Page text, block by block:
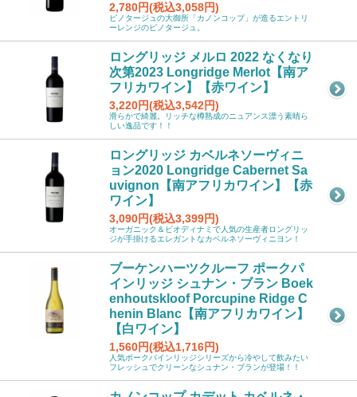
2,780円(税込3,058円)
ピノタージュの大御所「カノンコップ」が造るエントリ
ーレンジのピノタージュ。
ロングリッジ メルロ 2022 なくなり
次第2023 Longridge Merlot【南ア
フリカワイン】【赤ワイン】
3,220円(税込3,542円)
滑らかで綺麗。リッチな樽熟成のニュアンス漂う素晴ら
しい逸品です！！
ロングリッジ カベルネソーヴィニ
ョン2020 Longridge Cabernet Sa
uvignon【南アフリカワイン】【赤
ワイン】
3,090円(税込3,399円)
オーガニック＆ビオディナミで人気の生産者ロングリッ
ジが手掛けるエレガントなカベルネソーヴィニヨン！
ブーケンハーツクルーフ ポークパ
インリッジ シュナン・ブラン Boek
enhoutskloof Porcupine Ridge C
henin Blanc【南アフリカワイン】
【白ワイン】
1,560円(税込1,716円)
人気ポークパインリッジシリーズから冷やして飲みたい
フレッシュでクリーンなシュナン・ブランが登場！！